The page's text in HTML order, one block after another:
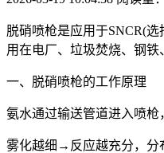
脱硝喷枪是应用于SNCR(
用在电厂、垃圾焚烧、钢铁
一、脱硝喷枪的工作原理
氨水通过输送管道进入喷枪
雾化越细→反应越充分， 分